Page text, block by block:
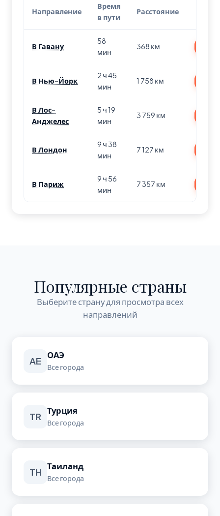
Направление
Время
в пути
Расстояние
В Гавану
58
мин
368 км
В Нью-Йорк
2 ч 45
мин
1 758 км
В Лос-
Анджелес
5 ч 19
мин
3 759 км
В Лондон
9 ч 38
мин
7 127 км
В Париж
9 ч 56
мин
7 357 км
Популярные страны
Выберите страну для просмотра всех
направлений
AE
ОАЭ
Все города
TR
Турция
Все города
TH
Таиланд
Все города